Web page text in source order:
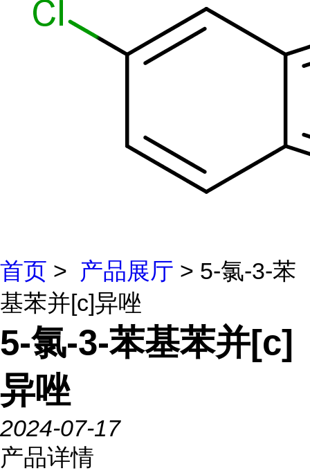
首页 > 产品展厅 > 5-氯-3-苯
基苯并[c]异唑
5-氯-3-苯基苯并[c]
异唑
2024-07-17
产品详情